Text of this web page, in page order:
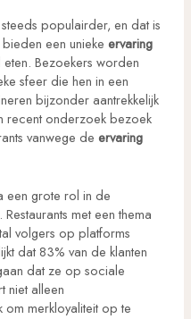
populairder, en dat is
een unieke ervaring
Bezoekers worden
sfeer die hen in een
bijzonder aantrekkelijk
recent onderzoek bezoek
vanwege de ervaring
een grote rol in de
met een thema
volgers op platforms
dat 83% van de klanten
dat ze op sociale
niet alleen
merkloyaliteit op te